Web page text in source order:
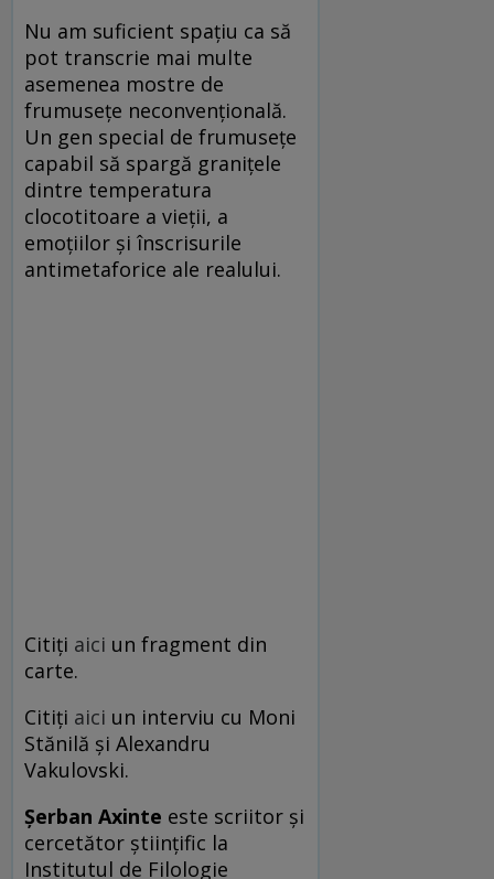
Nu am suficient spațiu ca să
pot transcrie mai multe
asemenea mostre de
frumusețe neconvențională.
Un gen special de frumusețe
capabil să spargă granițele
dintre temperatura
clocotitoare a vieții, a
emoțiilor și înscrisurile
antimetaforice ale realului.
Citiţi aici un fragment din
carte.
Citiţi aici un interviu cu Moni
Stănilă şi Alexandru
Vakulovski.
Şerban Axinte este scriitor şi
cercetător ştiinţific la
Institutul de Filologie